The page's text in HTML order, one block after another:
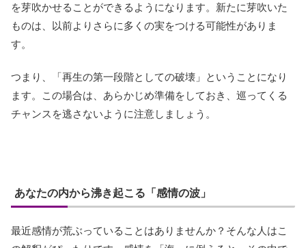
を芽吹かせることができるようになります。新たに芽吹いた
ものは、以前よりさらに多くの実をつける可能性がありま
す。
つまり、「再生の第一段階としての破壊」ということになり
ます。この場合は、あらかじめ準備をしておき、巡ってくる
チャンスを逃さないように注意しましょう。
あなたの内から沸き起こる「感情の波」
最近感情が荒ぶっていることはありませんか？そんな人はこ